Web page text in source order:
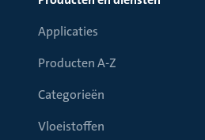
Applicaties
Producten A-Z
Categorieën
Vloeistoffen